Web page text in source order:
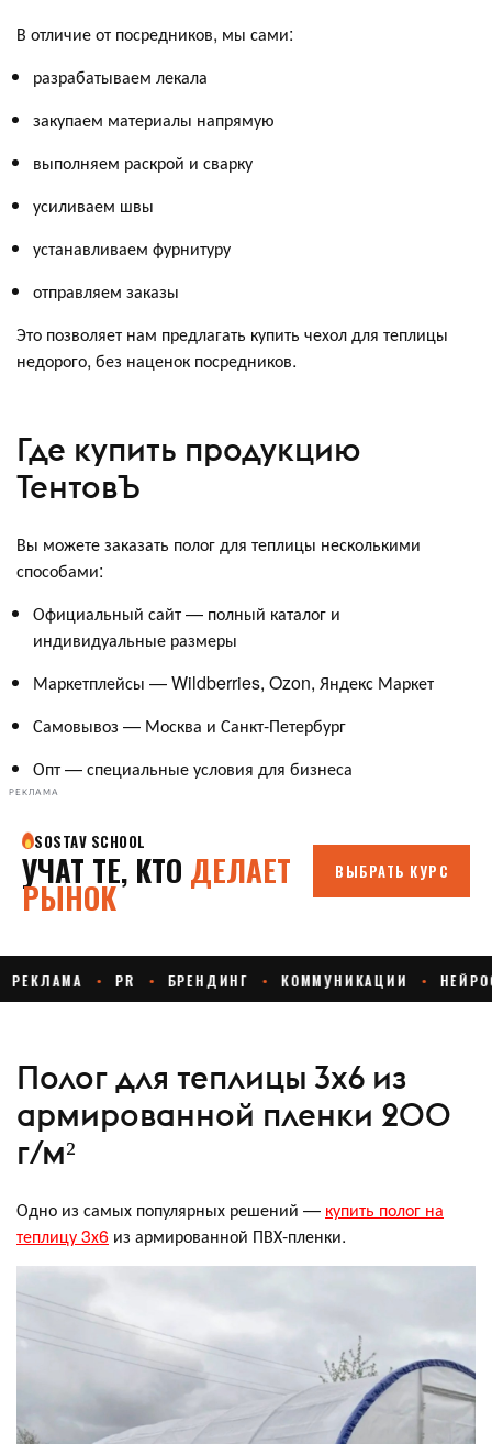
В отличие от посредников, мы сами:
разрабатываем лекала
закупаем материалы напрямую
выполняем раскрой и сварку
усиливаем швы
устанавливаем фурнитуру
отправляем заказы
Это позволяет нам предлагать купить чехол для теплицы
недорого, без наценок посредников.
Где купить продукцию
ТентовЪ
Вы можете заказать полог для теплицы несколькими
способами:
Официальный сайт — полный каталог и
индивидуальные размеры
Маркетплейсы — Wildberries, Ozon, Яндекс Маркет
Самовывоз — Москва и Санкт-Петербург
Опт — специальные условия для бизнеса
РЕКЛАМА
Полог для теплицы 3х6 из
армированной пленки 200
г/м²
Одно из самых популярных решений — купить полог на
теплицу 3х6 из армированной ПВХ-пленки.